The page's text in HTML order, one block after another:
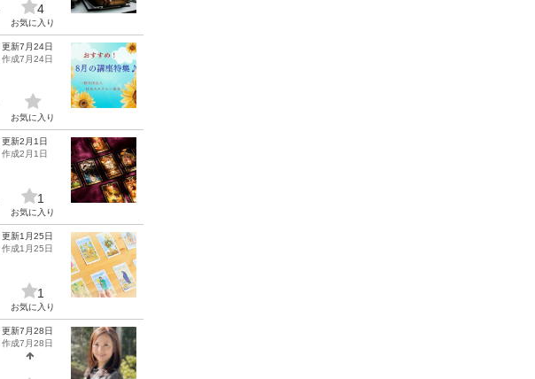
4
お気に入り
更新7月24日
作成7月24日
お気に入り
更新2月1日
作成2月1日
1
お気に入り
更新1月25日
作成1月25日
1
お気に入り
更新7月28日
作成7月28日